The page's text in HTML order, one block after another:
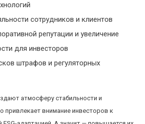
сотрудников и клиентов
репутации и увеличение
для инвесторов
штрафов и регуляторных
атмосферу стабильности и
привлекает внимание инвесторов к